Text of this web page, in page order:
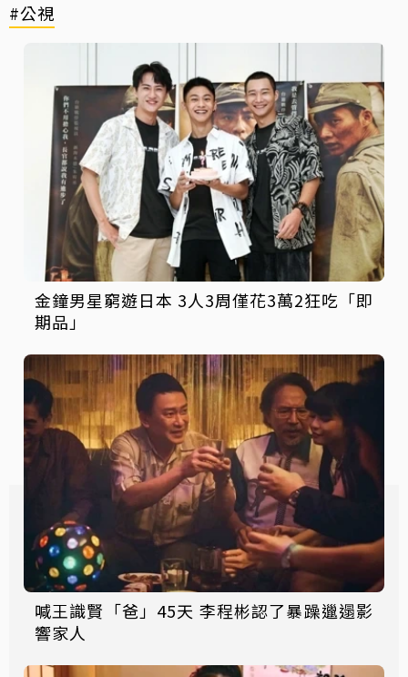
#公視
金鐘男星窮遊日本 3人3周僅花3萬2狂吃「即
期品」
喊王識賢「爸」45天 李程彬認了暴躁邋遢影
響家人